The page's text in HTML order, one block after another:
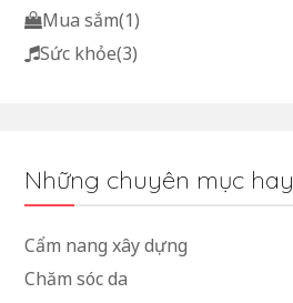
Mua sắm(1)
Sức khỏe(3)
Những chuyên mục hay
Cẩm nang xây dựng
Chăm sóc da